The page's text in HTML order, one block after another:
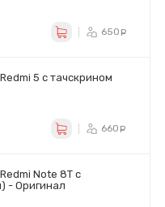
650
5 с тачскрином
660
Note 8T с
- Оригинал